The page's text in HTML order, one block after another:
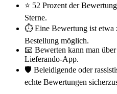
⭐ 52 Prozent der
Sterne.
⏱️ Eine Bewertung ist etwa
Bestellung möglich.
📧 Bewerten kann man
Lieferando-App.
🛡️ Beleidigende oder
echte Bewertungen